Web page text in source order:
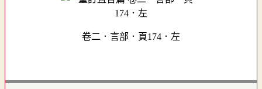
卷二．言部．頁174．左